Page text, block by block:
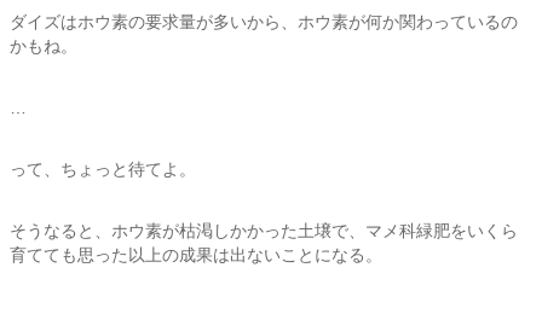
ダイズはホウ素の要求量が多いから、ホウ素が何か関わっているの
かもね。
って、ちょっと待てよ。
そうなると、ホウ素が枯渇しかかった土壌で、マメ科緑肥をいくら
育てても思った以上の成果は出ないことになる。